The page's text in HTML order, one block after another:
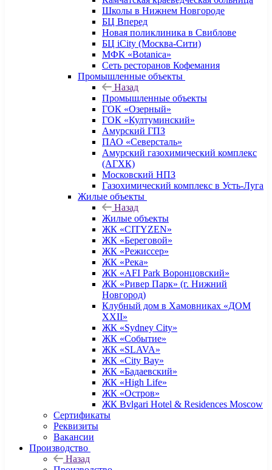
Школы в Нижнем Новгороде
БЦ Вперед
Новая поликлиника в Свиблове
БЦ iCity (Москва-Сити)
МФК «Botanica»
Сеть ресторанов Кофемания
Промышленные объекты
Назад
Промышленные объекты
ГОК «Озерный»
ГОК «Култуминский»
Амурский ГПЗ
ПАО «Северсталь»
Амурский газохимический комплекс
(АГХК)
Московский НПЗ
Газохимический комплекс в Усть-Луга
Жилые объекты
Назад
Жилые объекты
ЖК «CITYZEN»
ЖК «Береговой»
ЖК «Режиссер»
ЖК «Река»
ЖК «AFI Park Воронцовский»
ЖК «Ривер Парк» (г. Нижний
Новгород)
Клубный дом в Хамовниках «ДОМ
XXII»
ЖК «Sydney City»
ЖК «Событие»
ЖК «SLAVA»
ЖК «City Bay»
ЖК «Бадаевский»
ЖК «High Life»
ЖК «Остров»
ЖК Bvlgari Hotel & Residences Moscow
Сертификаты
Реквизиты
Вакансии
Производство
Назад